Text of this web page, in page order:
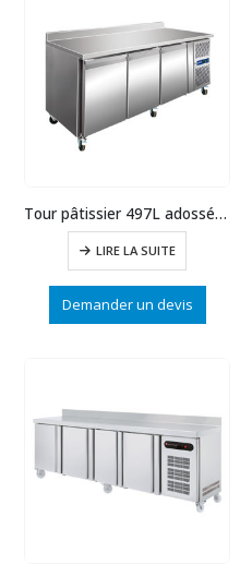
Tour pâtissier 497L adossée 3P prof.800
LIRE LA SUITE
Demander un devis